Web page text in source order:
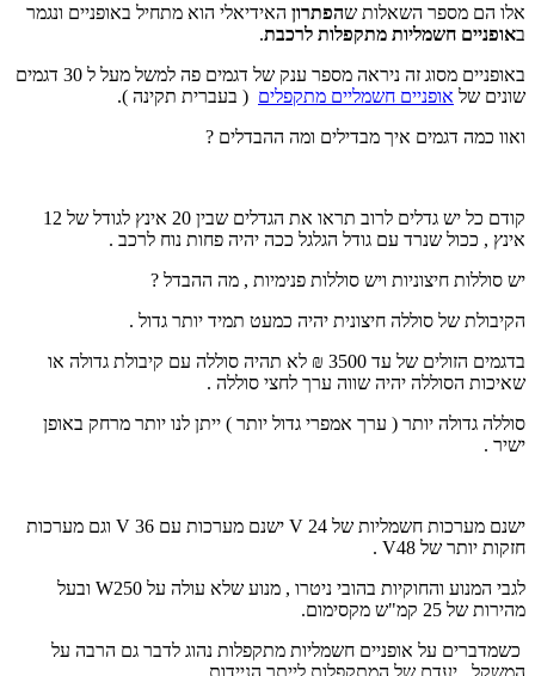
אלו הם מספר השאלות שהפתרון האידיאלי הוא מתחיל באופניים ונגמר
באופניים חשמליות מתקפלות לרכבת.
באופניים מסוג זה ניראה מספר ענק של דגמים פה למשל מעל ל 30 דגמים
שונים של אופניים חשמליים מתקפלים ( בעברית תקינה ).
ואוו כמה דגמים איך מבדילים ומה ההבדלים ?
קודם כל יש גדלים לרוב תראו את הגדלים שבין 20 אינץ לגודל של 12
אינץ , ככול שנרד עם גודל הגלגל ככה יהיה פחות נוח לרכב .
יש סוללות חיצוניות ויש סוללות פנימיות , מה ההבדל ?
הקיבולת של סוללה חיצונית יהיה כמעט תמיד יותר גדול .
בדגמים הזולים של עד 3500 ₪ לא תהיה סוללה עם קיבולת גדולה או
שאיכות הסוללה יהיה שווה ערך לחצי סוללה .
סוללה גדולה יותר ( ערך אמפרי גדול יותר ) ייתן לנו יותר מרחק באופן
ישיר .
ישנם מערכות חשמליות של 24 V ישנם מערכות עם 36 V וגם מערכות
חזקות יותר של 48
V
.
לגבי המנוע והחוקיות בהובי ניטרו , מנוע שלא עולה על 250
W ובעל
מהירות של 25 קמ"ש מקסימום.
כשמדברים על אופניים חשמליות מתקפלות נהוג לדבר גם הרבה על
המשקל , יעדם של המתקפלות לייתר הניידות .